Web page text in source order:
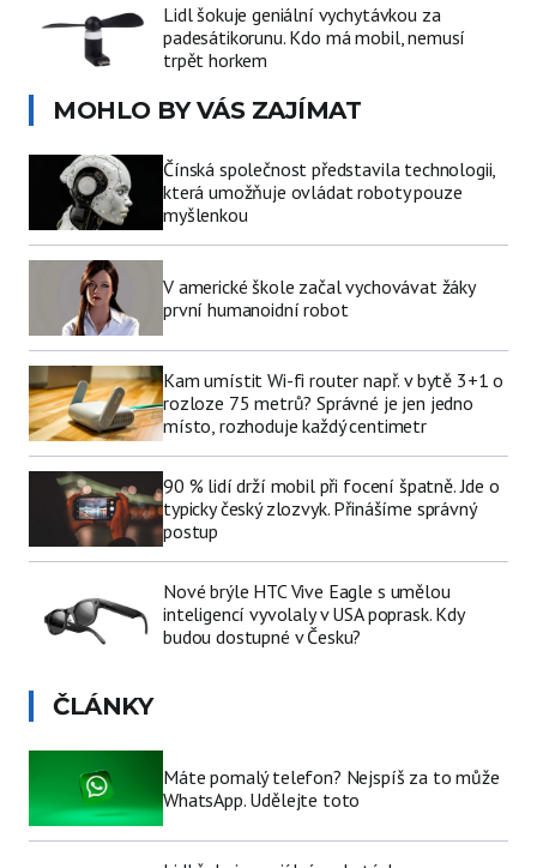
Lidl šokuje geniální vychytávkou za
padesátikorunu. Kdo má mobil, nemusí
trpět horkem
MOHLO BY VÁS ZAJÍMAT
Čínská společnost představila technologii,
která umožňuje ovládat roboty pouze
myšlenkou
V americké škole začal vychovávat žáky
první humanoidní robot
Kam umístit Wi-fi router např. v bytě 3+1 o
rozloze 75 metrů? Správné je jen jedno
místo, rozhoduje každý centimetr
90 % lidí drží mobil při focení špatně. Jde o
typicky český zlozvyk. Přinášíme správný
postup
Nové brýle HTC Vive Eagle s umělou
inteligencí vyvolaly v USA poprask. Kdy
budou dostupné v Česku?
ČLÁNKY
Máte pomalý telefon? Nejspíš za to může
WhatsApp. Udělejte toto